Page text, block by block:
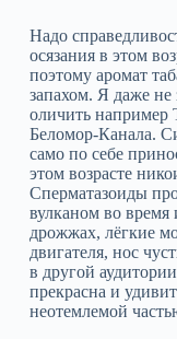
Надо
осязания в этом
поэтому аромат
запахом. Я даже не
оличить например
Беломор-Канала.
само по себе
этом возрасте
Сперматазоиды
вулканом во
дрожжах, лёгкие
двигателя, нос
в другой
прекрасна и
неотемлемой